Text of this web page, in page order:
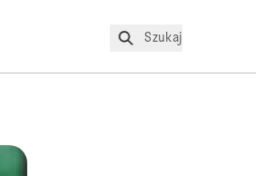
Szukaj